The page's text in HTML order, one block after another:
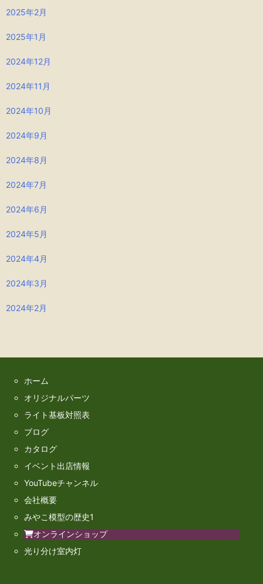
2025年2月
2025年1月
2024年12月
2024年11月
2024年10月
2024年9月
2024年8月
2024年7月
2024年6月
2024年5月
2024年4月
2024年3月
2024年2月
ホーム
オリジナルパーツ
ライト基板対照表
ブログ
カタログ
イベント出店情報
YouTubeチャンネル
会社概要
みやこ模型の歴史1
オンラインショップ
光り分け室内灯